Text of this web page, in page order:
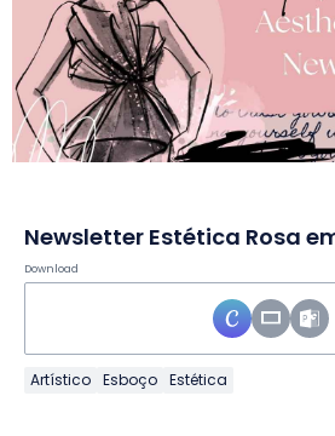
Newsletter Estética Rosa
Download
Artístico Esboço Estética